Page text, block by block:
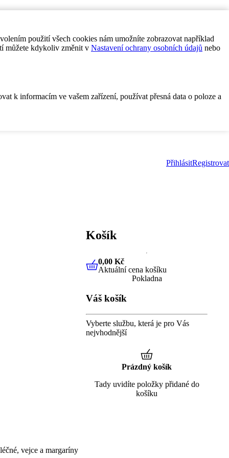
použití všech cookies nám umožníte zobrazovat například
můžete kdykoliv změnit v Nastavení ochrany osobních údajů nebo
k informacím ve vašem zařízení, používat přesná data o poloze a
PřihlásitRegistrovat
vejce a margaríny
Košík
0,00 KčAktuální cena košíku
0,00 Kč
Aktuální cena košíku
Pokladna
Váš košík
Vyberte službu, která je pro Vás
nejvhodnější
Prázdný košík
Tady uvidíte položky přidané do
košíku